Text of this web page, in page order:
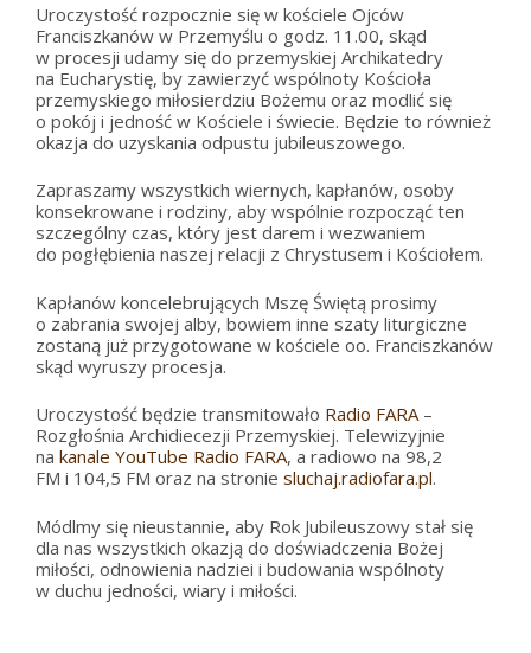
Uroczystość rozpocznie się w kościele Ojców
Franciszkanów w Przemyślu o godz. 11.00, skąd
w procesji udamy się do przemyskiej Archikatedry
na Eucharystię, by zawierzyć wspólnoty Kościoła
przemyskiego miłosierdziu Bożemu oraz modlić się
o pokój i jedność w Kościele i świecie. Będzie to również
okazja do uzyskania odpustu jubileuszowego.
Zapraszamy wszystkich wiernych, kapłanów, osoby
konsekrowane i rodziny, aby wspólnie rozpocząć ten
szczególny czas, który jest darem i wezwaniem
do pogłębienia naszej relacji z Chrystusem i Kościołem.
Kapłanów koncelebrujących Mszę Świętą prosimy
o zabrania swojej alby, bowiem inne szaty liturgiczne
zostaną już przygotowane w kościele oo. Franciszkanów
skąd wyruszy procesja.
Uroczystość będzie transmitowało Radio FARA–
Rozgłośnia Archidiecezji Przemyskiej. Telewizyjnie
na kanale YouTube Radio FARA, a radiowo na 98,2
FM i 104,5 FM oraz na stronie sluchaj.radiofara.pl.
Módlmy się nieustannie, aby Rok Jubileuszowy stał się
dla nas wszystkich okazją do doświadczenia Bożej
miłości, odnowienia nadziei i budowania wspólnoty
w duchu jedności, wiary i miłości.